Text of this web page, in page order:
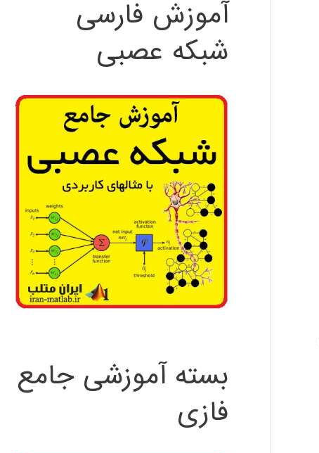
آموزش فارسی
شبکه عصبی
بسته آموزشی جامع
فازی